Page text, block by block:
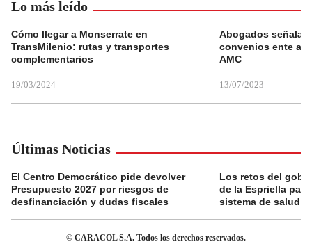
Lo más leído
Cómo llegar a Monserrate en
TransMilenio: rutas y transportes
complementarios
19/03/2024
Abogados
convenios ente
AMC
13/07/2023
Últimas Noticias
El Centro Democrático pide devolver
Presupuesto 2027 por riesgos de
desfinanciación y dudas fiscales
Los retos del
de la Espriella
sistema de salud
© CARACOL S.A. Todos los derechos reservados.